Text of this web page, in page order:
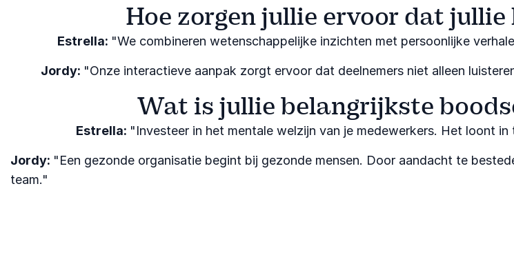
Hoe zorgen jullie ervoor dat
Estrella: "We combineren wetenschappelijke inzichten met persoonlijke
Jordy: "Onze interactieve aanpak zorgt ervoor dat deelnemers niet alleen
Wat is jullie belangrijkste
Estrella: "Investeer in het mentale welzijn van je medewerkers. Het loont
Jordy: "Een gezonde organisatie begint bij gezonde mensen. Door aandacht te
team."